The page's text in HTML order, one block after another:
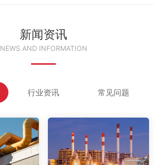
新闻资讯
NEWS AND INFORMATION
行业资讯 常见问题